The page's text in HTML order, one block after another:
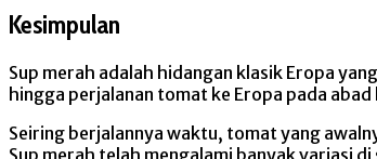
Kesimpulan
Sup merah adalah hidangan klasik Eropa
hingga perjalanan tomat ke Eropa pada
Seiring berjalannya waktu, tomat yang
Sup merah telah mengalami banyak variasi